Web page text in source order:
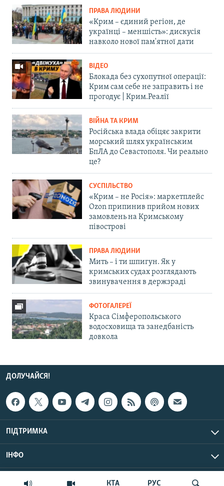
КТА РУС
ПРАВА ЛЮДИНИ
«Крим – єдиний регіон, де
українці – меншість»: дискусія
навколо нової пам'ятної дати
ВІДЕО
Блокада без сухопутної операції:
Крим сам себе не заправить і не
прогодує | Крим.Реалії
ВІЙНА ТА КРИМ
Російська влада обіцяє закрити
морський шлях українським
БпЛА до Севастополя. Чи реально
це?
СУСПІЛЬСТВО
«Крим – не Росія»: маркетплейс
Ozon припинив прийом нових
замовлень на Кримському
півострові
ПРАВА ЛЮДИНИ
Мить – і ти шпигун. Як у
кримських судах розглядають
звинувачення в держзраді
ФОТОГАЛЕРЕЇ
Краса Сімферопольського
водосховища та занедбаність
довкола
ДОЛУЧАЙСЯ!
ПІДТРИМКА
ІНФО
© Крим.Реалії, 2026 | Усі права застережено.